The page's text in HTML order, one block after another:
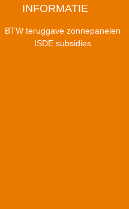
INFORMATIE
BTW teruggave zonnepanelen
ISDE subsidies